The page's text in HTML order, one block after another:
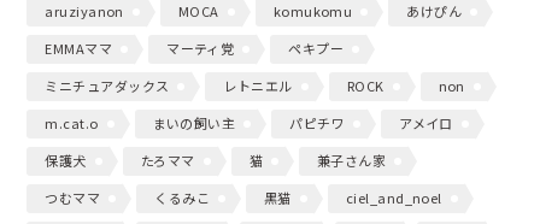
aruziyanon
MOCA komukomu
あけぴん
EMMAママ
マーティ党
ペキプー
ミニチュアダックス
レトニエル ROCK
non
m.cat.o
まいの飼い主 パピチワ
アメイロ
保護犬
たろママ 猫
兼子さん家
つむママ
くるみこ 黒猫
ciel_and_noel